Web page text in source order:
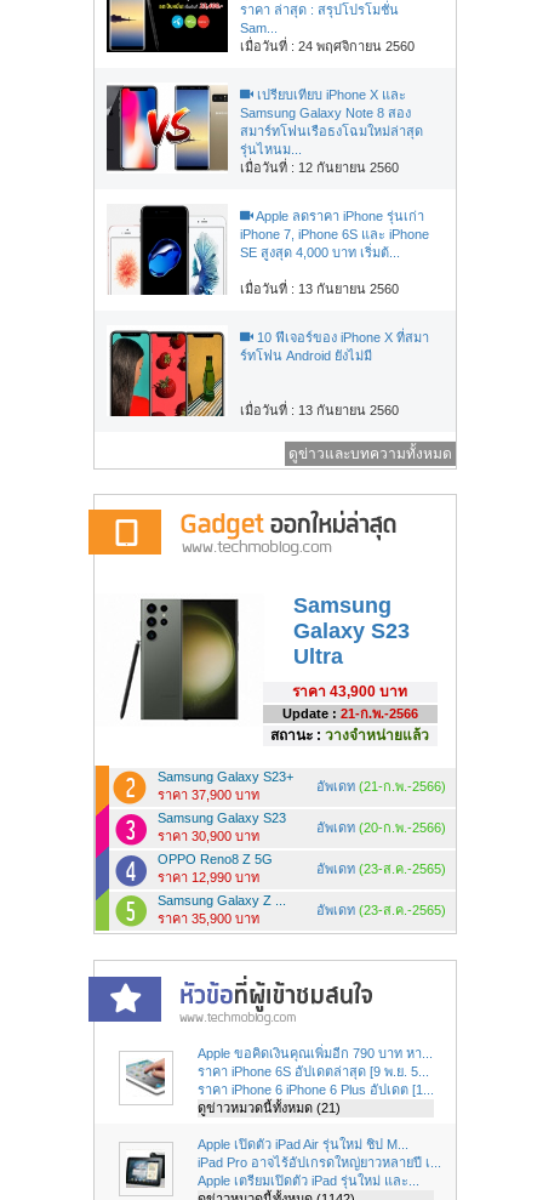
ราคา ล่าสุด : สรุปโปรโมชั่น
Sam...
เมื่อวันที่ : 24 พฤศจิกายน 2560
เปรียบเทียบ iPhone X และ
Samsung Galaxy Note 8 สอง
สมาร์ทโฟนเรือธงโฉมใหม่ล่าสุด
รุ่นไหนม...
เมื่อวันที่ : 12 กันยายน 2560
Apple ลดราคา iPhone รุ่นเก่า
iPhone 7, iPhone 6S และ iPhone
SE สูงสุด 4,000 บาท เริ่มต้...
เมื่อวันที่ : 13 กันยายน 2560
10 ฟีเจอร์ของ iPhone X ที่สมา
ร์ทโฟน Android ยังไม่มี
เมื่อวันที่ : 13 กันยายน 2560
ดูข่าวและบทความทั้งหมด
Samsung
Galaxy S23
Ultra
ราคา 43,900 บาท
Update : 21-ก.พ.-2566
สถานะ : วางจำหน่ายแล้ว
Samsung Galaxy S23+
ราคา 37,900 บาท
อัพเดท (21-ก.พ.-2566)
Samsung Galaxy S23
ราคา 30,900 บาท
อัพเดท (20-ก.พ.-2566)
OPPO Reno8 Z 5G
ราคา 12,990 บาท
อัพเดท (23-ส.ค.-2565)
Samsung Galaxy Z ...
ราคา 35,900 บาท
อัพเดท (23-ส.ค.-2565)
Apple ขอคิดเงินคุณเพิ่มอีก 790 บาท หา...
ราคา iPhone 6S อัปเดตล่าสุด [9 พ.ย. 5...
ราคา iPhone 6 iPhone 6 Plus อัปเดต [1...
ดูข่าวหมวดนี้ทั้งหมด (21)
Apple เปิดตัว iPad Air รุ่นใหม่ ชิป M...
iPad Pro อาจไร้อัปเกรดใหญ่ยาวหลายปี เ...
Apple เตรียมเปิดตัว iPad รุ่นใหม่ และ...